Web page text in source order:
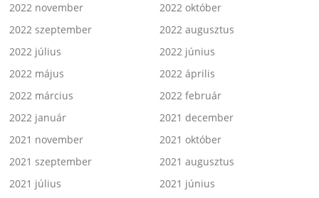
2022 november
2022 október
2022 szeptember
2022 augusztus
2022 július
2022 június
2022 május
2022 április
2022 március
2022 február
2022 január
2021 december
2021 november
2021 október
2021 szeptember
2021 augusztus
2021 július
2021 június